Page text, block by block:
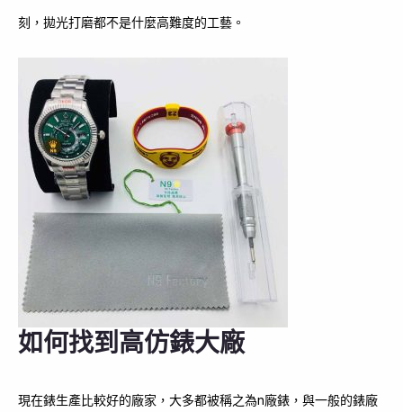
刻，拋光打磨都不是什麼高難度的工藝。
如何找到高仿錶大廠
現在錶生產比較好的廠家，大多都被稱之為n廠錶，與一般的錶廠